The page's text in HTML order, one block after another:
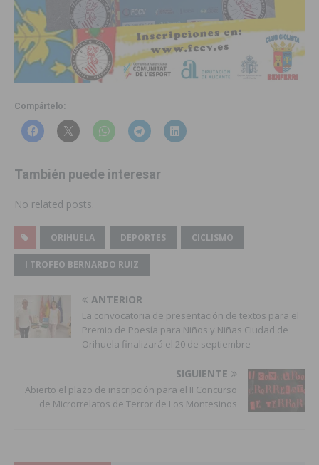
Compártelo:
También puede interesar
No related posts.
ORIHUELA DEPORTES CICLISMO
I TROFEO BERNARDO RUIZ
ANTERIOR
La convocatoria de presentación de textos para el
Premio de Poesía para Niños y Niñas Ciudad de
Orihuela finalizará el 20 de septiembre
SIGUIENTE
Abierto el plazo de inscripción para el II Concurso
de Microrrelatos de Terror de Los Montesinos